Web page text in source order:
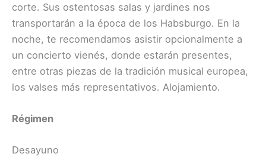
corte. Sus ostentosas salas y jardines nos
transportarán a la época de los Habsburgo. En la
noche, te recomendamos asistir opcionalmente a
un concierto vienés, donde estarán presentes,
entre otras piezas de la tradición musical europea,
los valses más representativos. Alojamiento.
Régimen
Desayuno